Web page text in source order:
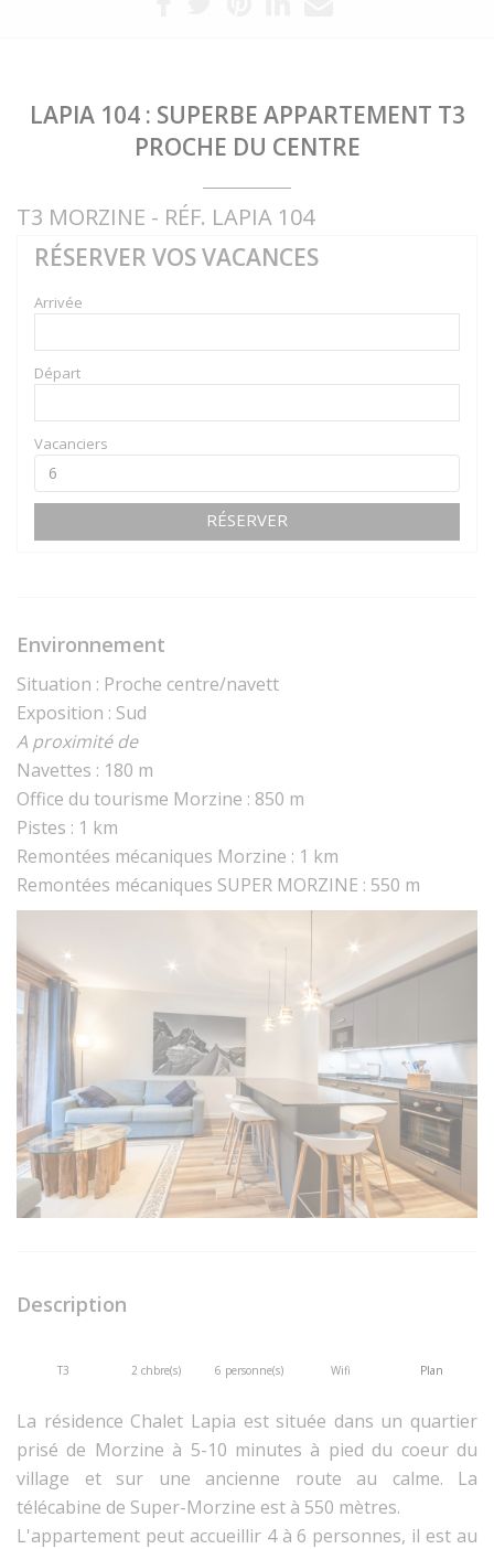
LAPIA 104 : SUPERBE APPARTEMENT T3
PROCHE DU CENTRE
T3 MORZINE - RÉF. LAPIA 104
RÉSERVER VOS VACANCES
Arrivée
Départ
Vacanciers
RÉSERVER
Environnement
Situation : Proche centre/navett
Exposition : Sud
A proximité de
Navettes : 180 m
Office du tourisme Morzine : 850 m
Pistes : 1 km
Remontées mécaniques Morzine : 1 km
Remontées mécaniques SUPER MORZINE : 550 m
Description
T3 2 chbre(s) 6 personne(s) Wifi Plan
La résidence Chalet Lapia est située dans un quartier
prisé de Morzine à 5-10 minutes à pied du coeur du
village et sur une ancienne route au calme. La
télécabine de Super-Morzine est à 550 mètres.
L'appartement peut accueillir 4 à 6 personnes, il est au